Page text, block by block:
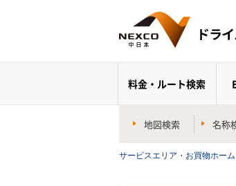
料金・ルート検索
地図検索 名称
サービスエリア・お買物ホーム